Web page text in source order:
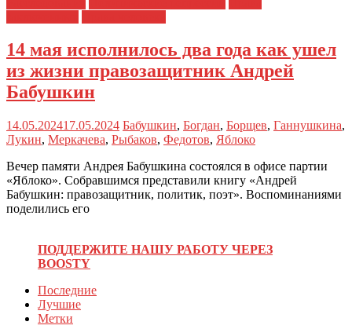
14 мая исполнилось два года как ушел
из жизни правозащитник Андрей
Бабушкин
14.05.202417.05.2024 Бабушкин, Богдан, Борщев, Ганнушкина,
Лукин, Меркачева, Рыбаков, Федотов, Яблоко
Вечер памяти Андрея Бабушкина состоялся в офисе партии
«Яблоко». Собравшимся представили книгу «Андрей
Бабушкин: правозащитник, политик, поэт». Воспоминаниями
поделились его
ПОДДЕРЖИТЕ НАШУ РАБОТУ ЧЕРЕЗ
BOOSTY
Последние
Лучшие
Метки